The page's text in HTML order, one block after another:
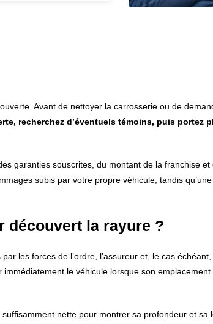
Avant de nettoyer la carrosserie ou de
recherchez d’éventuels témoins, puis portez
garanties souscrites, du montant de la franchise
subis par votre propre véhicule, tandis
découvert la rayure ?
les forces de l’ordre, l’assureur et, le cas échéant,
le véhicule lorsque son
nette pour montrer sa profondeur et sa